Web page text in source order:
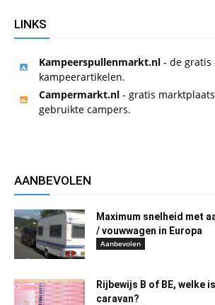
LINKS
Kampeerspullenmarkt.nl - de gratis
kampeerartikelen.
Campermarkt.nl - gratis
gebruikte campers.
AANBEVOLEN
Maximum snelheid met
/ vouwwagen in Europa
Aanbevolen
Rijbewijs B of BE, welke
caravan?